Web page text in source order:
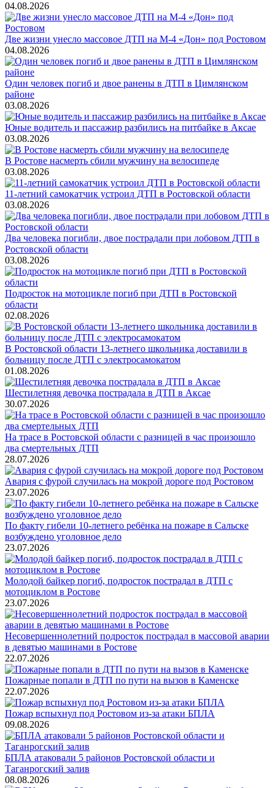
04.08.2026
Две жизни унесло массовое ДТП на М-4 «Дон» под Ростовом
04.08.2026
Один человек погиб и двое ранены в ДТП в Цимлянском
районе
03.08.2026
Юные водитель и пассажир разбились на питбайке в Аксае
03.08.2026
В Ростове насмерть сбили мужчину на велосипеде
03.08.2026
11-летний самокатчик устроил ДТП в Ростовской области
03.08.2026
Два человека погибли, двое пострадали при лобовом ДТП в
Ростовской области
03.08.2026
Подросток на мотоцикле погиб при ДТП в Ростовской
области
02.08.2026
В Ростовской области 13-летнего школьника доставили в
больницу после ДТП с электросамокатом
01.08.2026
Шестилетняя девочка пострадала в ДТП в Аксае
30.07.2026
На трасе в Ростовской области с разницей в час произошло
два смертельных ДТП
28.07.2026
Авария с фурой случилась на мокрой дороге под Ростовом
23.07.2026
По факту гибели 10-летнего ребёнка на пожаре в Сальске
возбуждено уголовное дело
23.07.2026
Молодой байкер погиб, подросток пострадал в ДТП с
мотоциклом в Ростове
23.07.2026
Несовершеннолетний подросток пострадал в массовой аварии
в девятью машинами в Ростове
22.07.2026
Пожарные попали в ДТП по пути на вызов в Каменске
22.07.2026
Пожар вспыхнул под Ростовом из-за атаки БПЛА
09.08.2026
БПЛА атаковали 5 районов Ростовской области и
Таганрогский залив
08.08.2026